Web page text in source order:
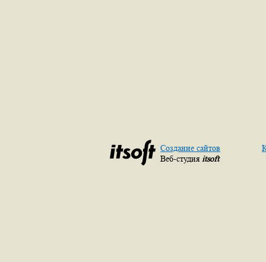
Создание сайтов
Веб-студия itsoft